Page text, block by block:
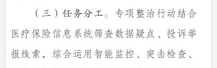
（三）任务分工。
专项整治行动结合
医疗保险信息系统筛查数据疑点、投诉举
报线索，综合运用智能监控、突击检查、